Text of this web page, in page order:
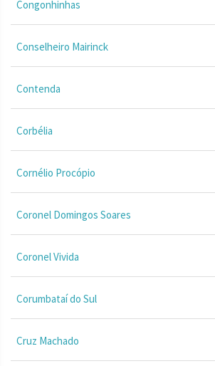
Congonhinhas
Conselheiro Mairinck
Contenda
Corbélia
Cornélio Procópio
Coronel Domingos Soares
Coronel Vivida
Corumbataí do Sul
Cruz Machado